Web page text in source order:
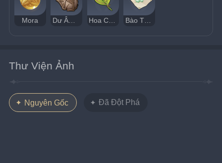
Mora Dư Âm Của Ánh Nắng Quyền Uy Hoa Chưa Nở Từ Nơi Nào Đó Bào Tử Nấm Quỷ
Thư Viện Ảnh
Nguyên Gốc Đã Đột Phá